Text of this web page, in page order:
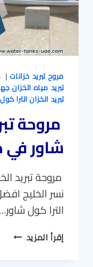
مروح تبريد خزانات|
تبريد مياه الخزان
تبريد الخزان الترا
مروحة
شاور في
مروحة تبريد
نسر الخليج
الترا كول شاور…
إقرأ المزيد مروحة